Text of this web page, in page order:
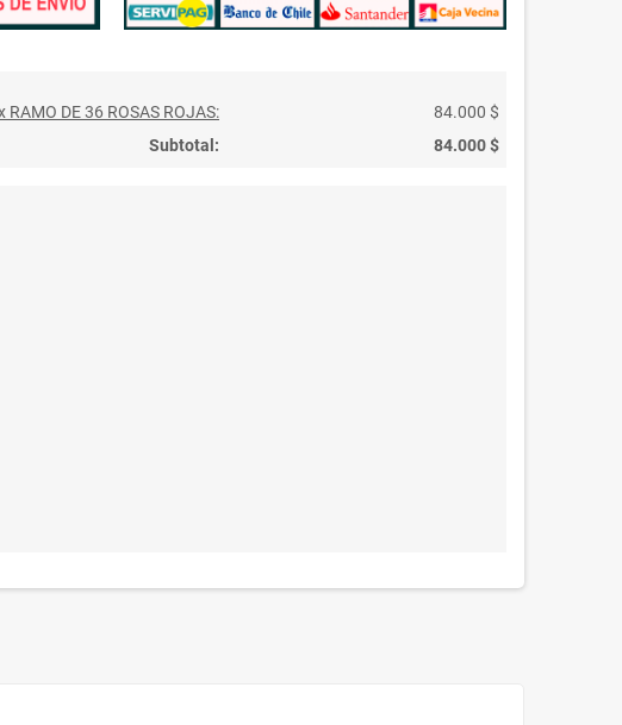
RAMO DE 36 ROSAS ROJAS:
84.000 $
Subtotal:
84.000 $